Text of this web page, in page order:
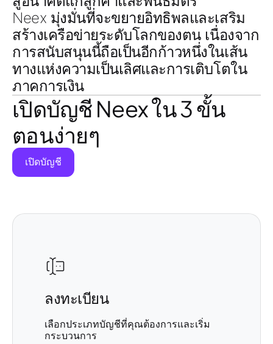
Neex มุ่งมั่นที่จะขยายอิทธิพลและเสริม
สร้างเครือข่ายระดับโลกของตน เนื่องจาก
การสนับสนุนนี้ถือเป็นอีกก้าวหนึ่งในเส้น
ทางแห่งความเป็นเลิศและการเติบโตใน
ภาคการเงิน
เปิดบัญชี Neex ใน 3 ขั้น
ตอนง่ายๆ
เปิดบัญชี
ลงทะเบียน
เลือกประเภทบัญชีที่คุณต้องการและเริ่ม
กระบวนการ